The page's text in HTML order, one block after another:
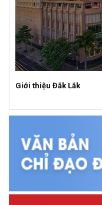
Giới thiệu Đắk Lắk